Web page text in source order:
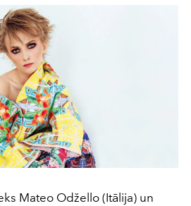
Mateo Odžello (Itālija) un